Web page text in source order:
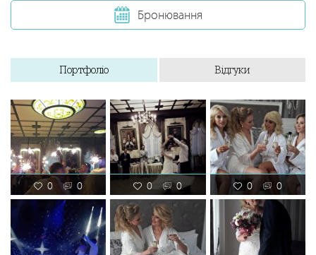
Бронювання
Портфоліо Відгуки
0 0 0 0 0 0